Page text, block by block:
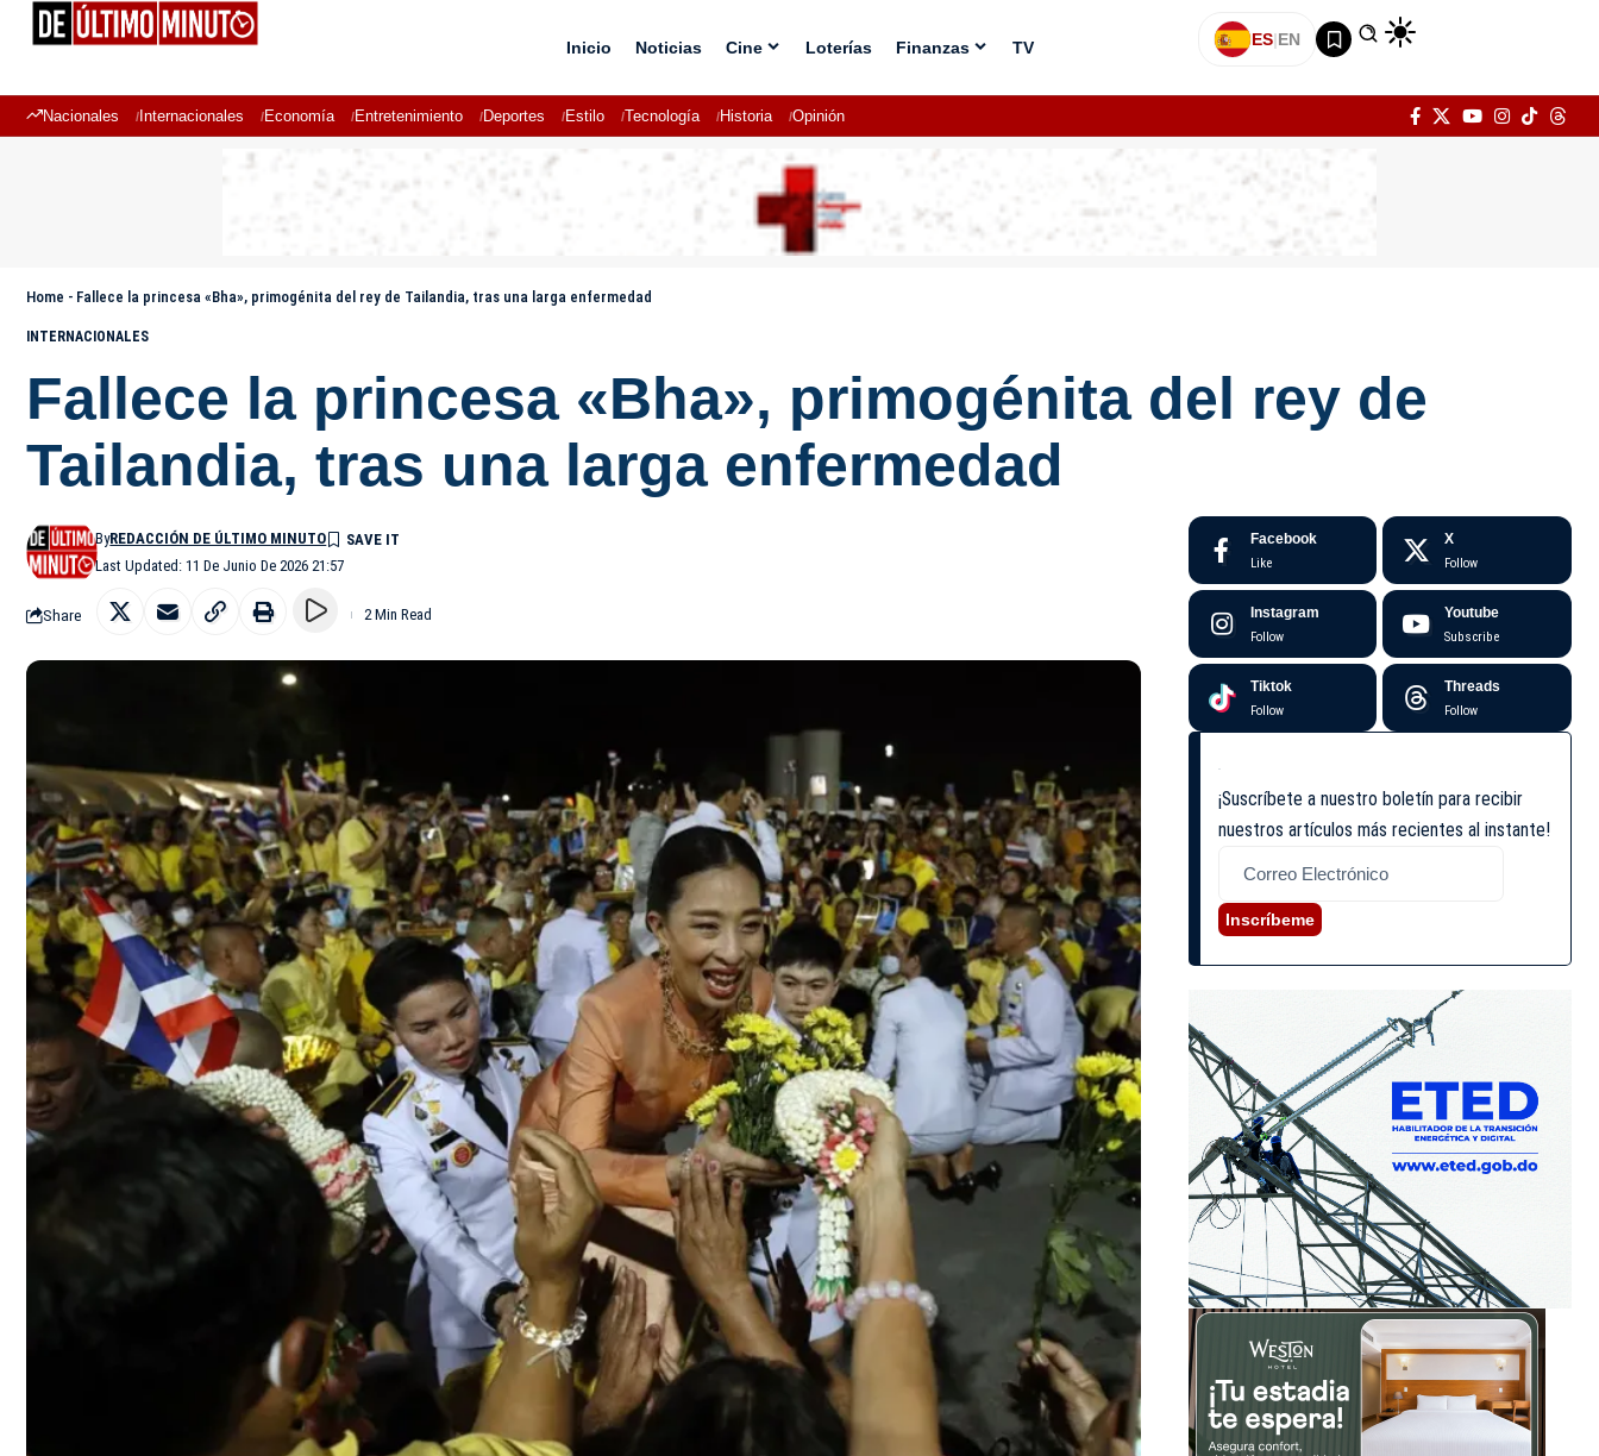
Inicio Noticias Cine Loterías Finanzas TV ES|EN
Nacionales Internacionales Economía Entretenimiento Deportes Estilo Tecnología Historia Opinión
Home - Fallece la princesa «Bha», primogénita del rey de Tailandia, tras una larga enfermedad
INTERNACIONALES
Fallece la princesa «Bha», primogénita del rey de
Tailandia, tras una larga enfermedad
Last Updated: 11 De Junio De 2026 21:57
ByREDACCIÓN DE ÚLTIMO MINUTO
Share 2 Min Read
Facebook
Like
X
Follow
Instagram
Follow
Youtube
Subscribe
Tiktok
Follow
Threads
Follow
¡Suscríbete a nuestro boletín para recibir
nuestros artículos más recientes al instante!
Inscríbeme